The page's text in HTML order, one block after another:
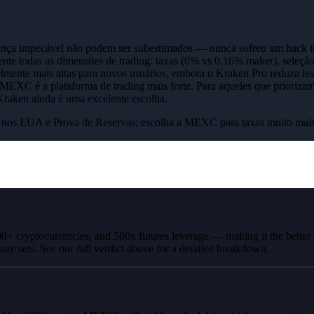
impecável não podem ser subestimados — nunca sofreu um hack
todas as dimensões de trading: taxas (0% vs 0,16% maker),
mais altas para novos usuários, embora o Kraken Pro reduza
é a plataforma de trading mais forte. Para aqueles que
ainda é uma excelente escolha.
EUA e Prova de Reservas; escolha a MEXC para taxas muito
cryptocurrencies, and 500x futures leverage — making it the
sets. See our full verdict above for a detailed breakdown.